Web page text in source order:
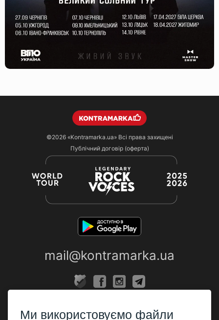
©2026 «Kontramarka.ua»Всі права захищені
Публічний договір (оферта)
mail@kontramarka.ua
Ми використовуємо файли